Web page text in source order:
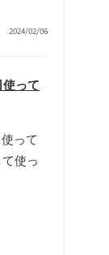
2024/02/06
って
って
使っ